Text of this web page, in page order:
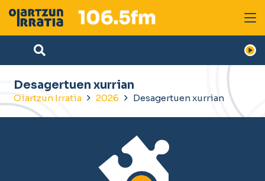
Desagertuen xurrian
Oiartzun Irratia 2026 Desagertuen xurrian